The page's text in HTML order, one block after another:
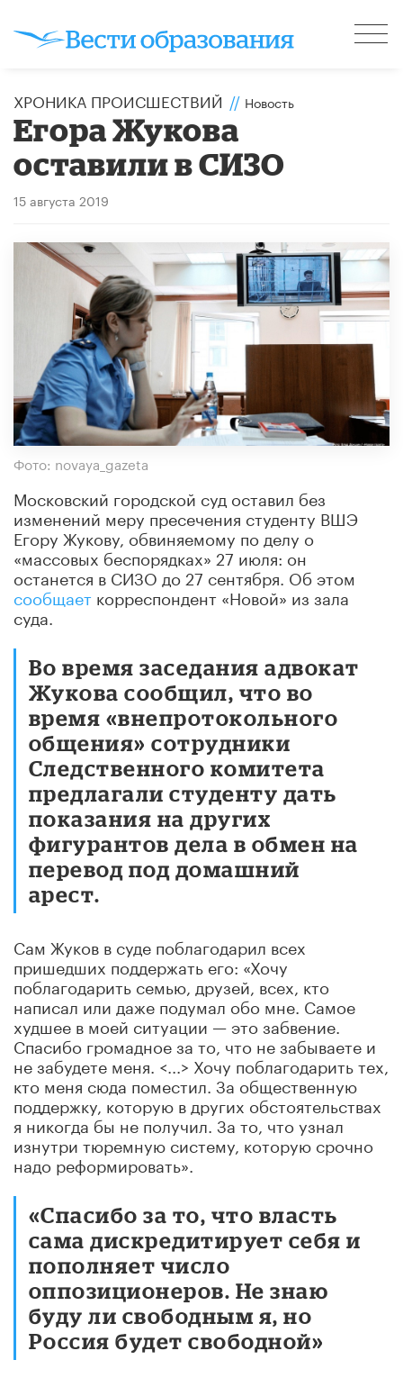
ХРОНИКА ПРОИСШЕСТВИЙ // Новость
Егора Жукова
оставили в СИЗО
15 августа 2019
Фото: novaya_gazeta
Московский городской суд оставил без
изменений меру пресечения студенту ВШЭ
Егору Жукову, обвиняемому по делу о
«массовых беспорядках» 27 июля: он
останется в СИЗО до 27 сентября. Об этом
сообщает корреспондент «Новой» из зала
суда.
Во время заседания адвокат
Жукова сообщил, что во
время «внепротокольного
общения» сотрудники
Следственного комитета
предлагали студенту дать
показания на других
фигурантов дела в обмен на
перевод под домашний
арест.
Сам Жуков в суде поблагодарил всех
пришедших поддержать его: «Хочу
поблагодарить семью, друзей, всех, кто
написал или даже подумал обо мне. Самое
худшее в моей ситуации — это забвение.
Спасибо громадное за то, что не забываете и
не забудете меня. <...> Хочу поблагодарить тех,
кто меня сюда поместил. За общественную
поддержку, которую в других обстоятельствах
я никогда бы не получил. За то, что узнал
изнутри тюремную систему, которую срочно
надо реформировать».
«Спасибо за то, что власть
сама дискредитирует себя и
пополняет число
оппозиционеров. Не знаю
буду ли свободным я, но
Россия будет свободной»